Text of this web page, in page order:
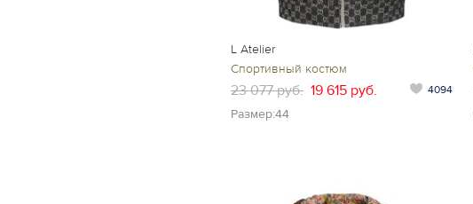
L Atelier
Спортивный костюм
23 077 руб. 19 615 руб. 4094
Размер:44